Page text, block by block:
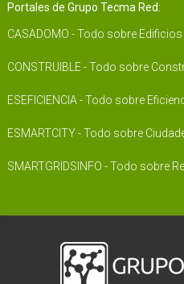
Portales de Grupo Tecma Red:
CASADOMO - Todo sobre
CONSTRUIBLE - Todo sobre
ESEFICIENCIA - Todo sobre
ESMARTCITY - Todo sobre
SMARTGRIDSINFO - Todo sobre